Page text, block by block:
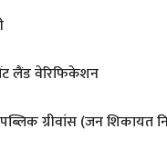
लैंड वेरिफिकेशन
ग्रीवांस (जन शिकायत